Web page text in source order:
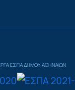
ΕΣΠΑ ΔΗΜΟΥ ΑΘΗΝΑΙΩΝ